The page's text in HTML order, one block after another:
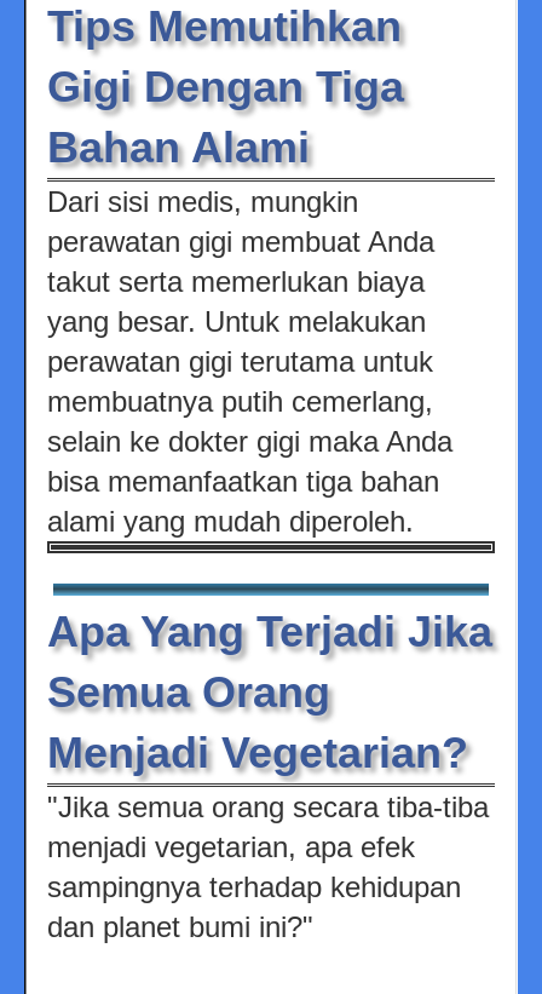
Tips Memutihkan
Gigi Dengan Tiga
Bahan Alami
Dari sisi medis, mungkin
perawatan gigi membuat Anda
takut serta memerlukan biaya
yang besar. Untuk melakukan
perawatan gigi terutama untuk
membuatnya putih cemerlang,
selain ke dokter gigi maka Anda
bisa memanfaatkan tiga bahan
alami yang mudah diperoleh.
Apa Yang Terjadi Jika
Semua Orang
Menjadi Vegetarian?
"Jika semua orang secara tiba-tiba
menjadi vegetarian, apa efek
sampingnya terhadap kehidupan
dan planet bumi ini?"